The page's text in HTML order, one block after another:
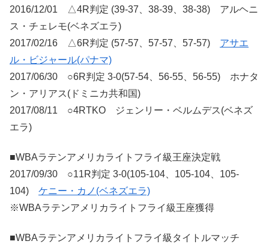
2016/12/01 △4R判定 (39-37、38-39、38-38) アルヘニ
ス・チェレモ(ベネズエラ)
2017/02/16 △6R判定 (57-57、57-57、57-57) アサエ
ル・ビジャール(パナマ)
2017/06/30 ○6R判定 3-0(57-54、56-55、56-55) ホナタ
ン・アリアス(ドミニカ共和国)
2017/08/11 ○4RTKO ジェンリー・ベルムデス(ベネズ
エラ)
■WBAラテンアメリカライトフライ級王座決定戦
2017/09/30 ○11R判定 3-0(105-104、105-104、105-
104) ケニー・カノ(ベネズエラ)
※WBAラテンアメリカライトフライ級王座獲得
■WBAラテンアメリカライトフライ級タイトルマッチ